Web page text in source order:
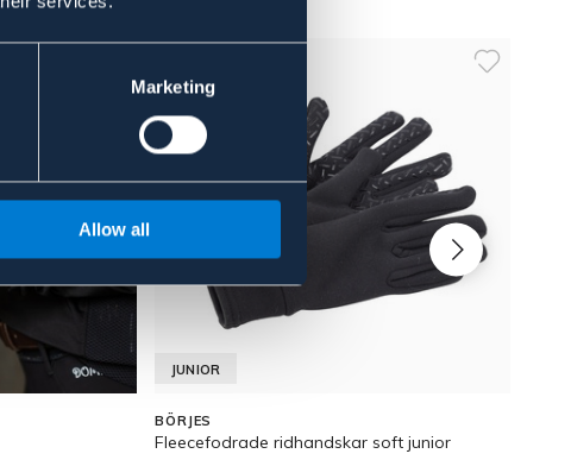
Marketing
Allow all
JUNIOR
BÖRJES
Fleecefodrade ridhandskar soft junior